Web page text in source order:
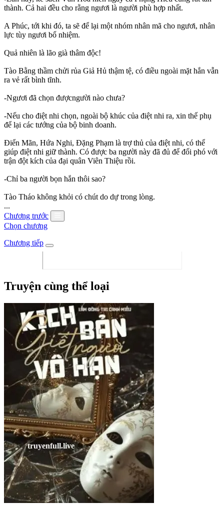
thành. Cả hai đều cho rằng ngươi là người phù hợp nhất.
A Phúc, tới khi đó, ta sẽ để lại một nhóm nhân mã cho ngươi, nhân
lực tùy ngươi bổ nhiệm.
Quả nhiên là lão già thâm độc!
Tào Bằng thầm chửi rủa Giả Hủ thậm tệ, có điều ngoài mặt hắn vẫn
ra vẻ rất bình tĩnh.
-Ngươi đã chọn đượcngười nào chưa?
-Nếu cho điệt nhi chọn, ngoài bộ khúc của điệt nhi ra, xin thế phụ
để lại các tướng của bộ binh doanh.
Điển Mãn, Hứa Nghi, Đặng Phạm là trợ thủ của điệt nhi, có thể
giúp điệt nhi giữ thành. Có được ba người này đã đủ để đối phó với
trận đột kích của đại quân Viên Thiệu rồi.
-Chỉ ba người bọn hắn thôi sao?
Tào Tháo không khỏi có chút do dự trong lòng.
...
Chương trước
Chọn chương
Chương tiếp
Truyện cùng thể loại